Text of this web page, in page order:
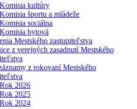
Komisia kultúry
Komisia športu a mládeže
Komisia sociálna
Komisia bytová
Mestského zastupiteľstva
z verejných zasadnutí Mestského
z rokovaní Mestského
Rok 2026
Rok 2025
Rok 2024